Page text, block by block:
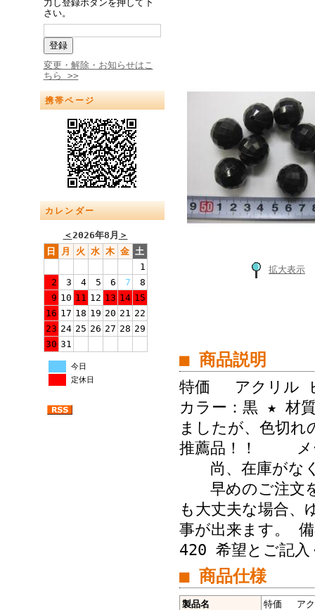
力し登録ボタンを押して下
さい。
変更・解除・お知らせはこ
ちら >>
携帯ページ
カレンダー
＜2026年8月 ＞
日
月 火 水 木 金 土
1
2
3 4 5 6 7
8
9 10 11 12 13 14 15
16 17 18 19 20 21 22
23 24 25 26 27 28 29
30 31
今日
定休日
拡大表示
■ 商品説明
特価 アクリル
カラー：黒 ★
ましたが、色切
推薦品！！ メ
尚、在庫がな
早めのご注文
も大丈夫な場合
事が出来ます。
420 希望とご記入
■ 商品仕様
製品名
特価 アク